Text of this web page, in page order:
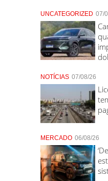
UNCATEGORIZED 07/
NOTÍCIAS 07/08/26
MERCADO 06/08/26